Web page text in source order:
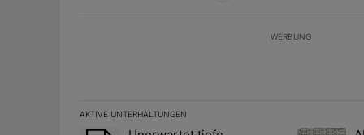
WERBUNG
AKTIVE UNTERHALTUNGEN
Das Folgende ist eine Liste der am meisten